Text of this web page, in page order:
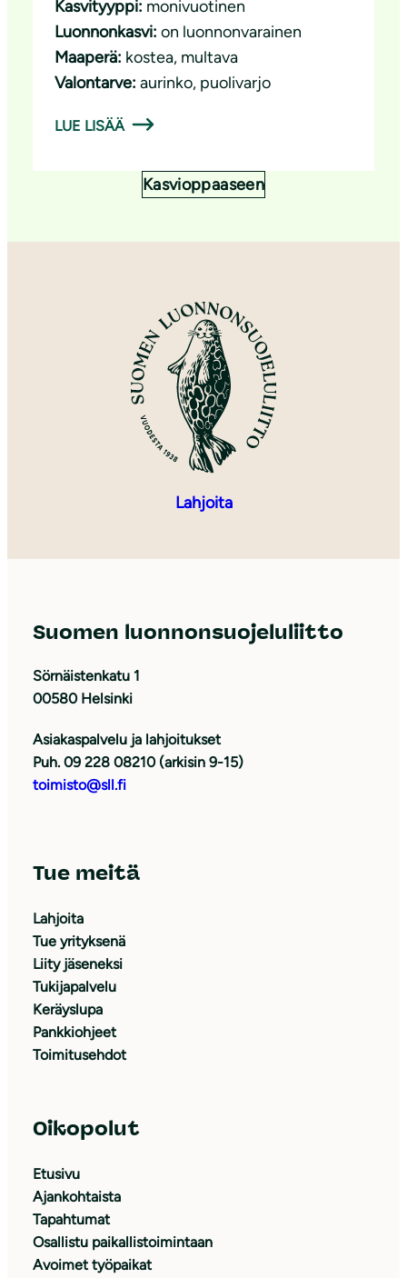
Kasvityyppi: monivuotinen
Luonnonkasvi: on luonnonvarainen
Maaperä: kostea, multava
Valontarve: aurinko, puolivarjo
LUE LISÄÄ
Kasvioppaaseen
Lahjoita
Suomen luonnonsuojeluliitto
Sörnäistenkatu 1
00580 Helsinki
Asiakaspalvelu ja lahjoitukset
Puh. 09 228 08210 (arkisin 9-15)
toimisto@sll.fi
Tue meitä
Lahjoita
Tue yrityksenä
Liity jäseneksi
Tukijapalvelu
Keräyslupa
Pankkiohjeet
Toimitusehdot
Oikopolut
Etusivu
Ajankohtaista
Tapahtumat
Osallistu paikallistoimintaan
Avoimet työpaikat